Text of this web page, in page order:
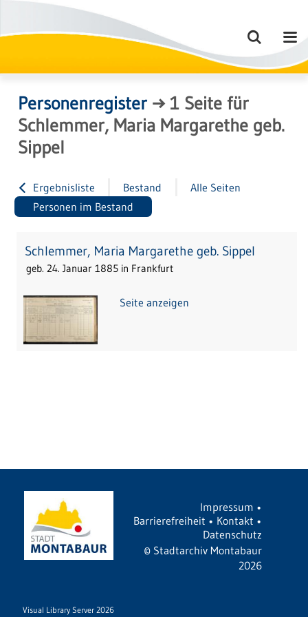
Personenregister→1 Seite für
Schlemmer, Maria Margarethe geb.
Sippel
Ergebnisliste Bestand
Alle Seiten
Personen im Bestand
Schlemmer, Maria Margarethe geb. Sippel
geb. 24. Januar 1885 in Frankfurt
Seite anzeigen
Impressum •
Barrierefreiheit • Kontakt •
Datenschutz
© Stadtarchiv Montabaur
2026
Visual Library Server 2026